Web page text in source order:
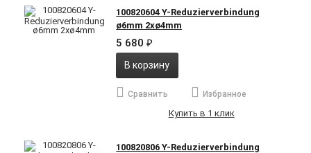
100820604 Y-Reduzierverbindung
ø6mm 2xø4mm
5 680₽
В корзину
Сравнить Избранное
Купить в 1 клик
100820806 Y-Reduzierverbindung